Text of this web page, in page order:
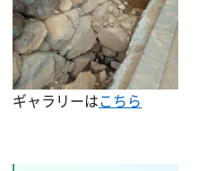
ギャラリーはこちら